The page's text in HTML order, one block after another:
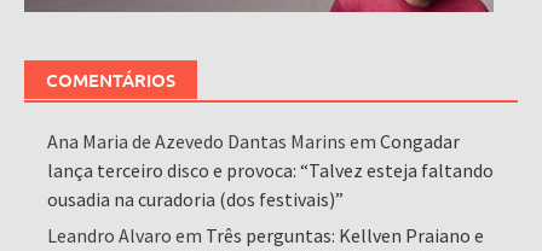
COMENTÁRIOS
Ana Maria de Azevedo Dantas Marins emCongadar
lança terceiro disco e provoca: “Talvez esteja faltando
ousadia na curadoria (dos festivais)”
Leandro Alvaro em Três perguntas: Kellven Praiano e